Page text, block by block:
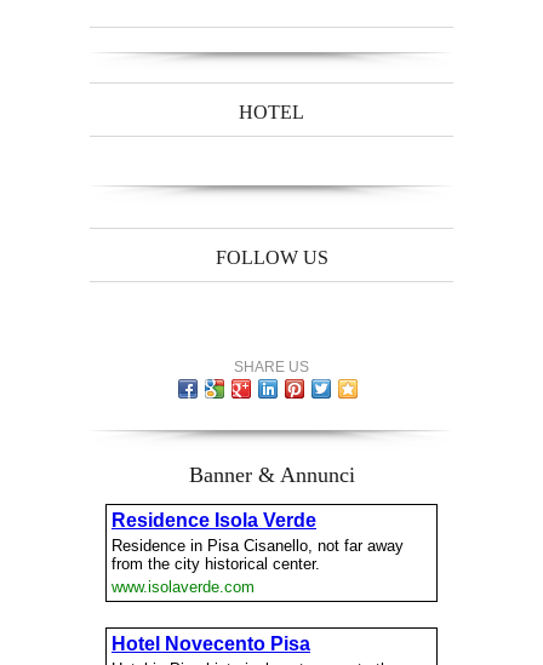
HOTEL
FOLLOW US
SHARE US
Banner & Annunci